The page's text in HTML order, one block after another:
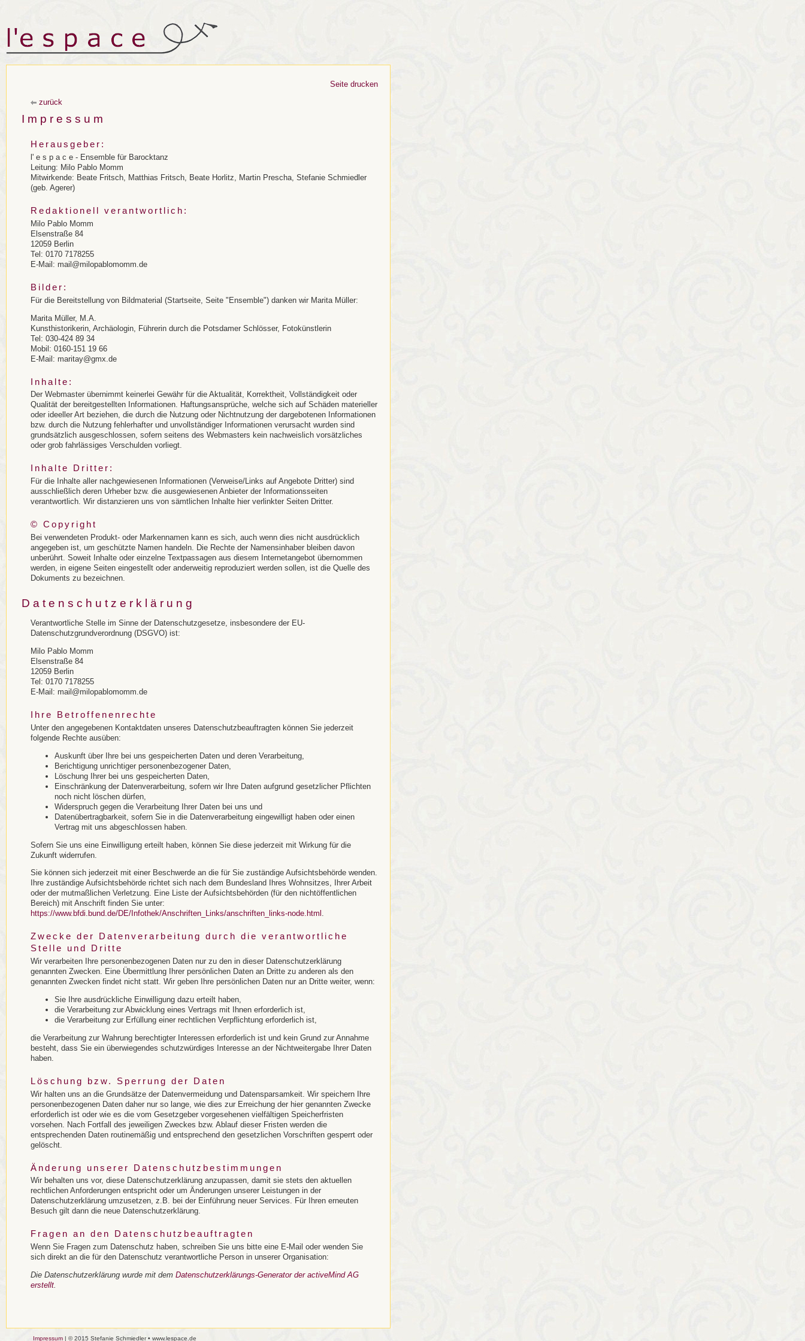
Seite drucken
zurück
Impressum
Herausgeber:
l' e s p a c e - Ensemble für Barocktanz
Leitung: Milo Pablo Momm
Mitwirkende: Beate Fritsch, Matthias Fritsch, Beate Horlitz, Martin Prescha, Stefanie Schmiedler
(geb. Agerer)
Redaktionell verantwortlich:
Milo Pablo Momm
Elsenstraße 84
12059 Berlin
Tel: 0170 7178255
E-Mail: mail@milopablomomm.de
Bilder:
Für die Bereitstellung von Bildmaterial (Startseite, Seite "Ensemble") danken wir Marita Müller:
Marita Müller, M.A.
Kunsthistorikerin, Archäologin, Führerin durch die Potsdamer Schlösser, Fotokünstlerin
Tel: 030-424 89 34
Mobil: 0160-151 19 66
E-Mail: maritay@gmx.de
Inhalte:
Der Webmaster übernimmt keinerlei Gewähr für die Aktualität, Korrektheit, Vollständigkeit oder
Qualität der bereitgestellten Informationen. Haftungsansprüche, welche sich auf Schäden materieller
oder ideeller Art beziehen, die durch die Nutzung oder Nichtnutzung der dargebotenen Informationen
bzw. durch die Nutzung fehlerhafter und unvollständiger Informationen verursacht wurden sind
grundsätzlich ausgeschlossen, sofern seitens des Webmasters kein nachweislich vorsätzliches
oder grob fahrlässiges Verschulden vorliegt.
Inhalte Dritter:
Für die Inhalte aller nachgewiesenen Informationen (Verweise/Links auf Angebote Dritter) sind
ausschließlich deren Urheber bzw. die ausgewiesenen Anbieter der Informationsseiten
verantwortlich. Wir distanzieren uns von sämtlichen Inhalte hier verlinkter Seiten Dritter.
© Copyright
Bei verwendeten Produkt- oder Markennamen kann es sich, auch wenn dies nicht ausdrücklich
angegeben ist, um geschützte Namen handeln. Die Rechte der Namensinhaber bleiben davon
unberührt. Soweit Inhalte oder einzelne Textpassagen aus diesem Internetangebot übernommen
werden, in eigene Seiten eingestellt oder anderweitig reproduziert werden sollen, ist die Quelle des
Dokuments zu bezeichnen.
Datenschutzerklärung
Verantwortliche Stelle im Sinne der Datenschutzgesetze, insbesondere der EU-
Datenschutzgrundverordnung (DSGVO) ist:
Milo Pablo Momm
Elsenstraße 84
12059 Berlin
Tel: 0170 7178255
E-Mail: mail@milopablomomm.de
Ihre Betroffenenrechte
Unter den angegebenen Kontaktdaten unseres Datenschutzbeauftragten können Sie jederzeit
folgende Rechte ausüben:
Auskunft über Ihre bei uns gespeicherten Daten und deren Verarbeitung,
Berichtigung unrichtiger personenbezogener Daten,
Löschung Ihrer bei uns gespeicherten Daten,
Einschränkung der Datenverarbeitung, sofern wir Ihre Daten aufgrund gesetzlicher Pflichten
noch nicht löschen dürfen,
Widerspruch gegen die Verarbeitung Ihrer Daten bei uns und
Datenübertragbarkeit, sofern Sie in die Datenverarbeitung eingewilligt haben oder einen
Vertrag mit uns abgeschlossen haben.
Sofern Sie uns eine Einwilligung erteilt haben, können Sie diese jederzeit mit Wirkung für die
Zukunft widerrufen.
Sie können sich jederzeit mit einer Beschwerde an die für Sie zuständige Aufsichtsbehörde wenden.
Ihre zuständige Aufsichtsbehörde richtet sich nach dem Bundesland Ihres Wohnsitzes, Ihrer Arbeit
oder der mutmaßlichen Verletzung. Eine Liste der Aufsichtsbehörden (für den nichtöffentlichen
Bereich) mit Anschrift finden Sie unter:
https://www.bfdi.bund.de/DE/Infothek/Anschriften_Links/anschriften_links-node.html .
Zwecke der Datenverarbeitung durch die verantwortliche
Stelle und Dritte
Wir verarbeiten Ihre personenbezogenen Daten nur zu den in dieser Datenschutzerklärung
genannten Zwecken. Eine Übermittlung Ihrer persönlichen Daten an Dritte zu anderen als den
genannten Zwecken findet nicht statt. Wir geben Ihre persönlichen Daten nur an Dritte weiter, wenn:
Sie Ihre ausdrückliche Einwilligung dazu erteilt haben,
die Verarbeitung zur Abwicklung eines Vertrags mit Ihnen erforderlich ist,
die Verarbeitung zur Erfüllung einer rechtlichen Verpflichtung erforderlich ist,
die Verarbeitung zur Wahrung berechtigter Interessen erforderlich ist und kein Grund zur Annahme
besteht, dass Sie ein überwiegendes schutzwürdiges Interesse an der Nichtweitergabe Ihrer Daten
haben.
Löschung bzw. Sperrung der Daten
Wir halten uns an die Grundsätze der Datenvermeidung und Datensparsamkeit. Wir speichern Ihre
personenbezogenen Daten daher nur so lange, wie dies zur Erreichung der hier genannten Zwecke
erforderlich ist oder wie es die vom Gesetzgeber vorgesehenen vielfältigen Speicherfristen
vorsehen. Nach Fortfall des jeweiligen Zweckes bzw. Ablauf dieser Fristen werden die
entsprechenden Daten routinemäßig und entsprechend den gesetzlichen Vorschriften gesperrt oder
gelöscht.
Änderung unserer Datenschutzbestimmungen
Wir behalten uns vor, diese Datenschutzerklärung anzupassen, damit sie stets den aktuellen
rechtlichen Anforderungen entspricht oder um Änderungen unserer Leistungen in der
Datenschutzerklärung umzusetzen, z.B. bei der Einführung neuer Services. Für Ihren erneuten
Besuch gilt dann die neue Datenschutzerklärung.
Fragen an den Datenschutzbeauftragten
Wenn Sie Fragen zum Datenschutz haben, schreiben Sie uns bitte eine E-Mail oder wenden Sie
sich direkt an die für den Datenschutz verantwortliche Person in unserer Organisation:
Die Datenschutzerklärung wurde mit dem Datenschutzerklärungs-Generator der activeMind AG
erstellt
Impressum | © 2015 Stefanie Schmiedler • www.lespace.de